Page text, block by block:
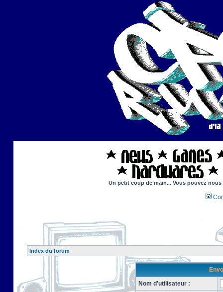
Un petit coup de main... Vous pouvez
Index du forum
Nom d’utilisateur :